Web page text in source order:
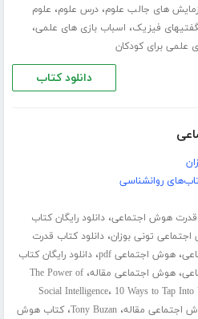
های جالب علوم،درس علوم، علوم
فیزیک، اسباب بازی های علمی،
علمی برای کودکان
دانلود کتاب
روانشناسی
قدرت هوش اجتماعی،دانلود رایگان کتاب
تونی بوزان،دانلود کتاب قدرت
،هوش اجتماعی pdf ،دانلود رایگان کتاب
،هوش اجتماعی مقاله،The Power of
Social Intelligence، 10 Ways to Tap Into
اجتماعی مقاله،Tony Buzan،کتاب هوش